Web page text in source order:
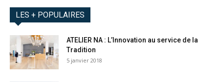
LES + POPULAIRES
ATELIER NA : L’Innovation au service de la
Tradition
5 janvier 2018